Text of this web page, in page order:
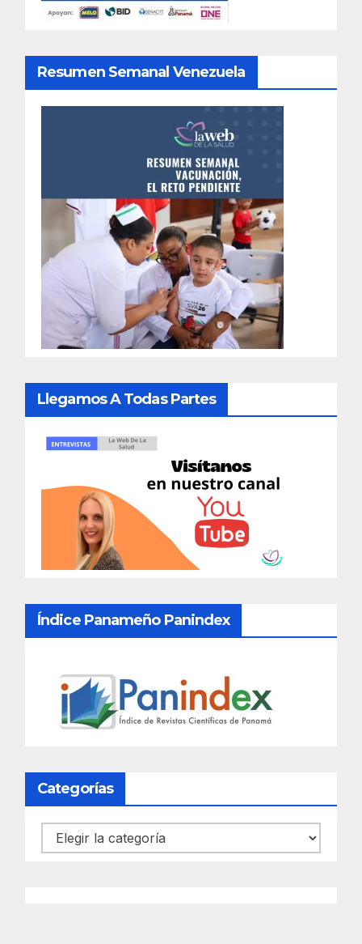
Resumen Semanal Venezuela
Llegamos A Todas Partes
Índice Panameño Panindex
Categorías
Categorías